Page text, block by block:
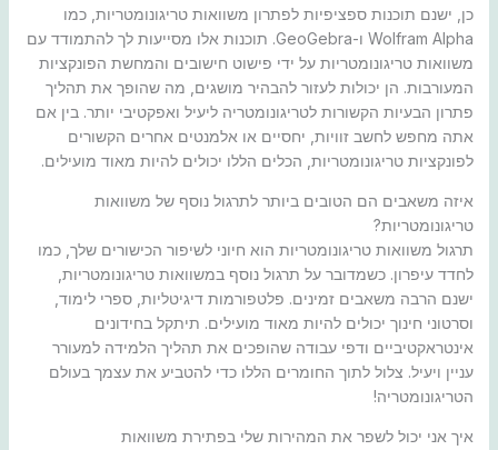
כן, ישנם תוכנות ספציפיות לפתרון משוואות טריגונומטריות, כמו
Wolfram Alpha ו-GeoGebra. תוכנות אלו מסייעות לך להתמודד עם
משוואות טריגונומטריות על ידי פישוט חישובים והמחשת הפונקציות
המעורבות. הן יכולות לעזור להבהיר מושגים, מה שהופך את תהליך
פתרון הבעיות הקשורות לטריגונומטריה ליעיל ואפקטיבי יותר. בין אם
אתה מחפש לחשב זוויות, יחסיים או אלמנטים אחרים הקשורים
לפונקציות טריגונומטריות, הכלים הללו יכולים להיות מאוד מועילים.
איזה משאבים הם הטובים ביותר לתרגול נוסף של משוואות
טריגונומטריות?
תרגול משוואות טריגונומטריות הוא חיוני לשיפור הכישורים שלך, כמו
לחדד עיפרון. כשמדובר על תרגול נוסף במשוואות טריגונומטריות,
ישנם הרבה משאבים זמינים. פלטפורמות דיגיטליות, ספרי לימוד,
וסרטוני חינוך יכולים להיות מאוד מועילים. תיתקל בחידונים
אינטראקטיביים ודפי עבודה שהופכים את תהליך הלמידה למעורר
עניין ויעיל. צלול לתוך החומרים הללו כדי להטביע את עצמך בעולם
הטריגונומטריה!
איך אני יכול לשפר את המהירות שלי בפתירת משוואות